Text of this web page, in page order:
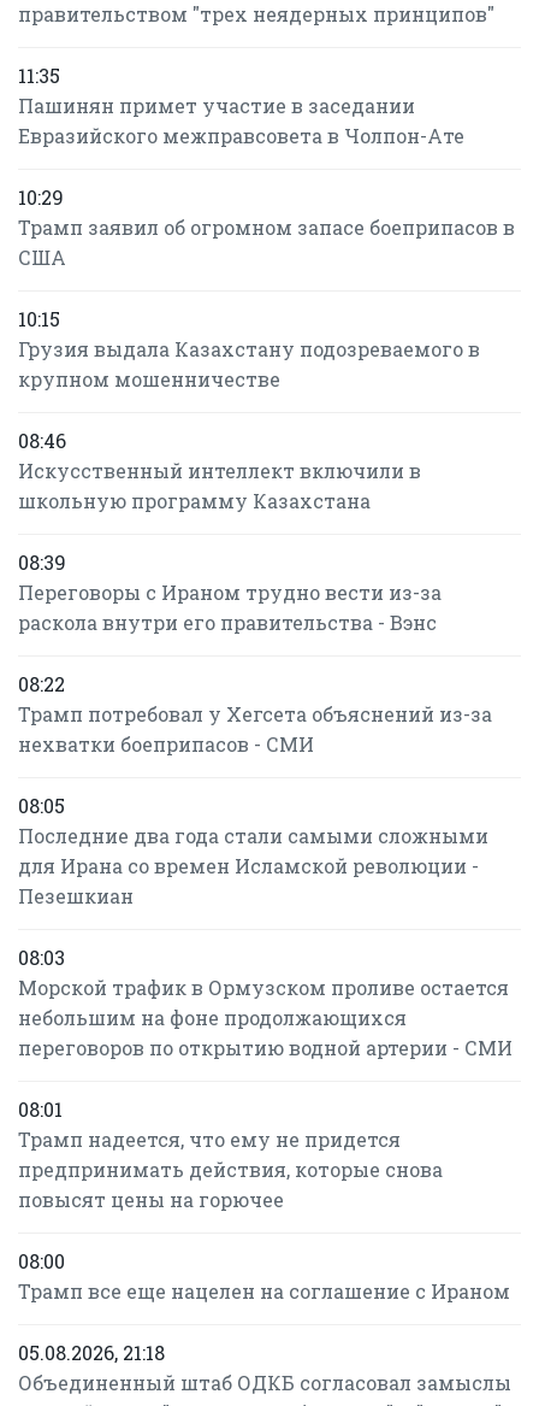
правительством "трех неядерных принципов"
11:35
Пашинян примет участие в заседании
Евразийского межправсовета в Чолпон-Ате
10:29
Трамп заявил об огромном запасе боеприпасов в
США
10:15
Грузия выдала Казахстану подозреваемого в
крупном мошенничестве
08:46
Искусственный интеллект включили в
школьную программу Казахстана
08:39
Переговоры с Ираном трудно вести из-за
раскола внутри его правительства - Вэнс
08:22
Трамп потребовал у Хегсета объяснений из-за
нехватки боеприпасов - СМИ
08:05
Последние два года стали самыми сложными
для Ирана со времен Исламской революции -
Пезешкиан
08:03
Морской трафик в Ормузском проливе остается
небольшим на фоне продолжающихся
переговоров по открытию водной артерии - СМИ
08:01
Трамп надеется, что ему не придется
предпринимать действия, которые снова
повысят цены на горючее
08:00
Трамп все еще нацелен на соглашение с Ираном
05.08.2026, 21:18
Объединенный штаб ОДКБ согласовал замыслы